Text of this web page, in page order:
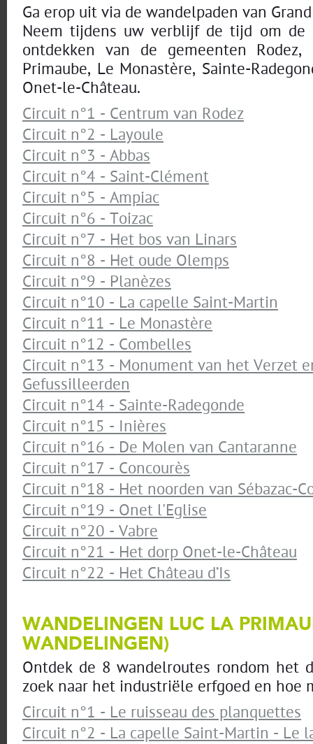
Ga erop uit via de wandelpaden van
Neem tijdens uw verblijf de tijd om
ontdekken van de gemeenten Rodez,
Primaube, Le Monastère, Sainte-
Onet-le-Château.
Circuit n°1 - Centrum van Rodez
Circuit n°2 - Layoule
Circuit n°3 - Abbas
Circuit n°4 - Saint-Clément
Circuit n°5 - Ampiac
Circuit n°6 - Toizac
Circuit n°7 - Het bos van Linars
Circuit n°8 - Het oude Olemps
Circuit n°9 - Planèzes
Circuit n°10 - La capelle Saint-Martin
Circuit n°11 - Le Monastère
Circuit n°12 - Combelles
Circuit n°13 - Monument van het Verzet
Gefussilleerden
Circuit n°14 - Sainte-Radegonde
Circuit n°15 - Inières
Circuit n°16 - De Molen van Cantaranne
Circuit n°17 - Concourès
Circuit n°18 - Het noorden van Sébazac-
Circuit n°19 - Onet l'Eglise
Circuit n°20 - Vabre
Circuit n°21 - Het dorp Onet-le-Château
Circuit n°22 - Het Château d’Is
WANDELINGEN LUC LA
WANDELINGEN)
Ontdek de 8 wandelroutes rondom het
zoek naar het industriële erfgoed en hoe
Circuit n°1 - Le ruisseau des planquettes
Circuit n°2 - La capelle Saint-Martin - Le